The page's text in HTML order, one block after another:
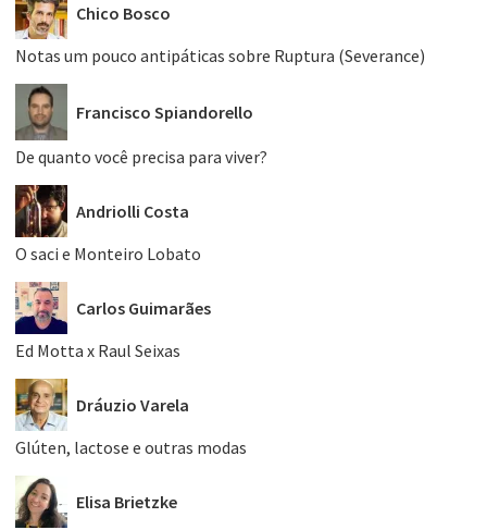
Chico Bosco
Notas um pouco antipáticas sobre Ruptura (Severance)
Francisco Spiandorello
De quanto você precisa para viver?
Andriolli Costa
O saci e Monteiro Lobato
Carlos Guimarães
Ed Motta x Raul Seixas
Dráuzio Varela
Glúten, lactose e outras modas
Elisa Brietzke